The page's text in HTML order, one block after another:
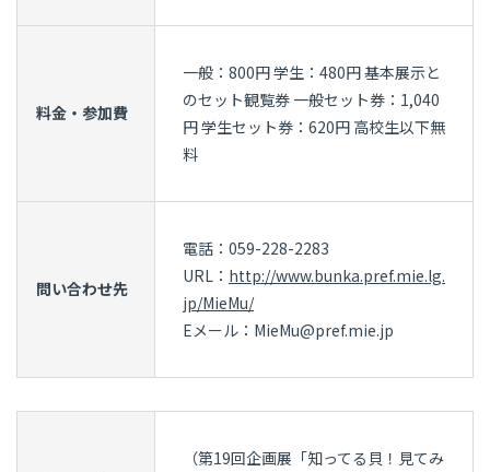
料金・参加費
一般：800円 学生：480円 基本展示と
のセット観覧券 一般セット券：1,040
円 学生セット券：620円 高校生以下無
料
問い合わせ先
電話：059-228-2283
URL： http://www.bunka.pref.mie.lg.
jp/MieMu/
Eメール：MieMu@pref.mie.jp
（第19回企画展「知ってる貝！見てみ